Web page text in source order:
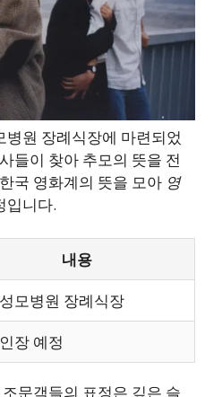
원 장례식장에 마련되었
들이 찾아 추모의 뜻을 전
국 영화계의 뜻을 모아 영
입니다.
내용
모병원 장례식장
장 예정
문객들의 표정은 깊은 슬